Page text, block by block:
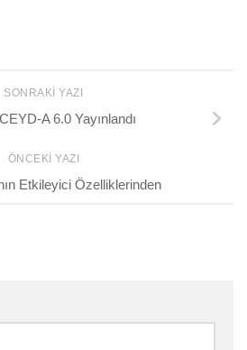
SONRAKI YAZI
A 6.0 Yayınlandı
ÖNCEKI YAZI
Etkileyici Özelliklerinden